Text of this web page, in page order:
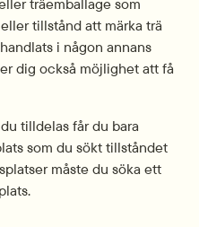
tillstånd att märka trä
i någon annans
dig också möjlighet att få
tilldelas får du bara
som du sökt tillståndet
måste du söka ett